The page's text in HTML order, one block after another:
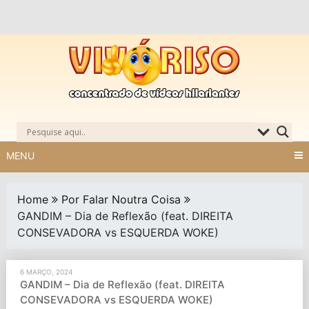
MENU
Home
Por Falar Noutra Coisa
GANDIM – Dia de Reflexão (feat. DIREITA
CONSEVADORA vs ESQUERDA WOKE)
6 MARÇO, 2024
GANDIM – Dia de Reflexão (feat. DIREITA
CONSEVADORA vs ESQUERDA WOKE)